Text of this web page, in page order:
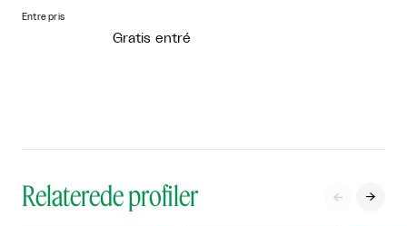
Entre pris
Gratis entré
Relaterede profiler  